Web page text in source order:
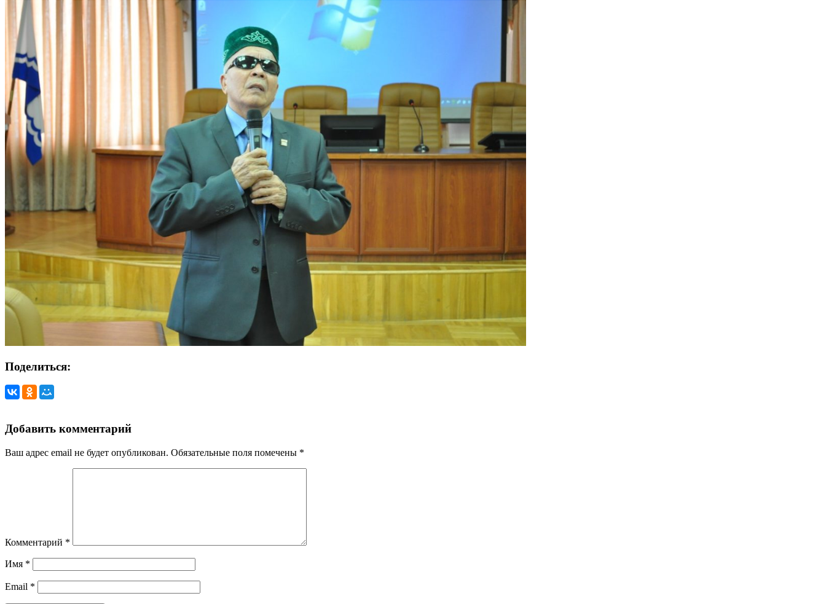
Поделиться:
Добавить комментарий
Ваш адрес email не будет опубликован. Обязательные поля помечены *
Комментарий *
Имя *
Email *